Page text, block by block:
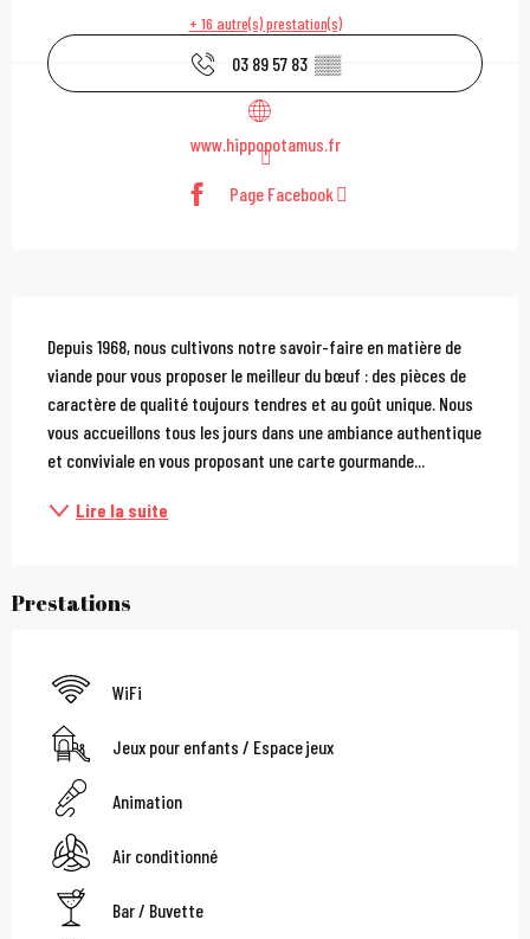
+ 16 autre(s) prestation(s)
03 89 57 83 ▒▒
www.hippopotamus.fr
Page Facebook
Description
Depuis 1968, nous cultivons notre savoir-faire en matière de
viande pour vous proposer le meilleur du bœuf : des pièces de
caractère de qualité toujours tendres et au goût unique. Nous
vous accueillons tous les jours dans une ambiance authentique
et conviviale en vous proposant une carte gourmande...
Lire la suite
Prestations
WiFi
Jeux pour enfants / Espace jeux
Animation
Air conditionné
Bar / Buvette